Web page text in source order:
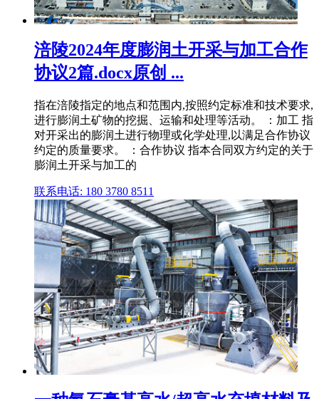
涪陵2024年度膨润土开采与加工合作
协议2篇.docx原创 ...
指在涪陵指定的地点和范围内,按照约定标准和技术要求,
进行膨润土矿物的挖掘、运输和处理等活动。 ：加工 指
对开采出的膨润土进行物理或化学处理,以满足合作协议
约定的质量要求。 ：合作协议 指本合同双方约定的关于
膨润土开采与加工的
联系电话: 180 3780 8511